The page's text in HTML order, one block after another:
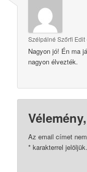
Szélpálné Szőrfi Edit
Nagyon jó! Én ma
nagyon élvezték.
Az email címet
* karakterrel jelöljük.